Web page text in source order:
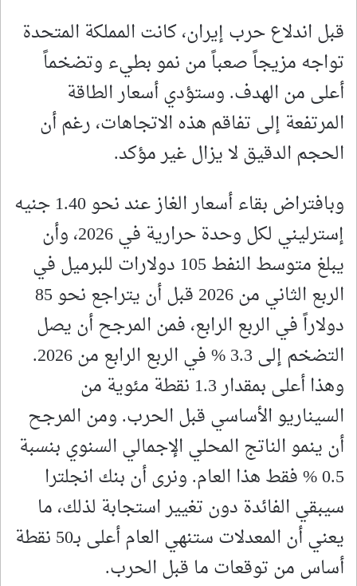
قبل اندلاع حرب إيران، كانت المملكة المتحدة
تواجه مزيجاً صعباً من نمو بطيء وتضخماً
أعلى من الهدف. وستؤدي أسعار الطاقة
المرتفعة إلى تفاقم هذه الاتجاهات، رغم أن
الحجم الدقيق لا يزال غير مؤكد.
وبافتراض بقاء أسعار الغاز عند نحو 1.40 جنيه
إسترليني لكل وحدة حرارية في 2026، وأن
يبلغ متوسط النفط 105 دولارات للبرميل في
الربع الثاني من 2026 قبل أن يتراجع نحو 85
دولاراً في الربع الرابع، فمن المرجح أن يصل
التضخم إلى 3.3 % في الربع الرابع من 2026.
وهذا أعلى بمقدار 1.3 نقطة مئوية من
السيناريو الأساسي قبل الحرب. ومن المرجح
أن ينمو الناتج المحلي الإجمالي السنوي بنسبة
0.5 % فقط هذا العام. ونرى أن بنك انجلترا
سيبقي الفائدة دون تغيير استجابة لذلك، ما
يعني أن المعدلات ستنهي العام أعلى بـ50 نقطة
أساس من توقعات ما قبل الحرب.